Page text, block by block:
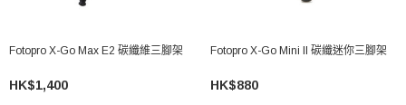
Fotopro X-Go Max E2 碳纖維三腳架
HK$1,400
Fotopro X-Go Mini II 碳纖迷你三腳架
HK$880